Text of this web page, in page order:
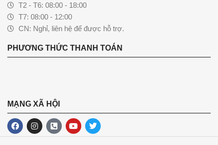
T2 - T6: 08:00 - 18:00
T7: 08:00 - 12:00
CN: Nghỉ, liên hệ để được hỗ trợ.
PHƯƠNG THỨC THANH TOÁN
MẠNG XÃ HỘI